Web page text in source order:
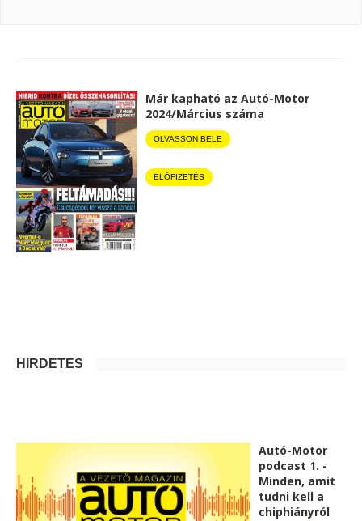
Már kapható az Autó-Motor
2024/Március száma
OLVASSON BELE
ELŐFIZETÉS
HIRDETÉS
Autó-Motor
podcast 1. -
Minden, amit
tudni kell a
chiphiányról